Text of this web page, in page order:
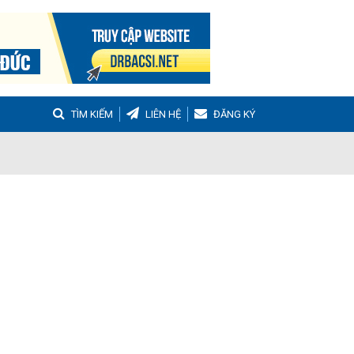
TÌM KIẾM LIÊN HỆ ĐĂNG KÝ
Tọa